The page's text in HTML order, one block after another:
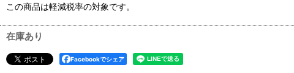
この商品は軽減税率の対象です。
在庫あり
Facebookでシェア